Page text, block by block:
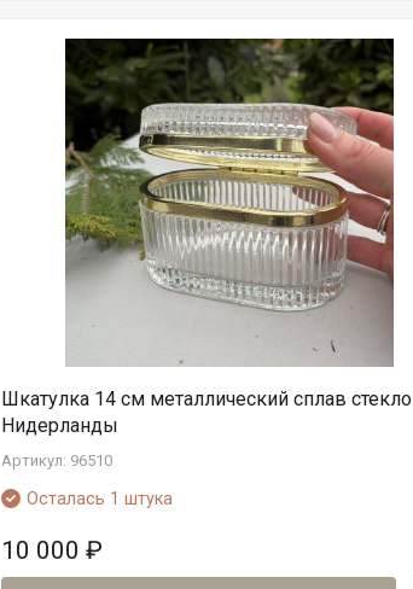
Шкатулка 14 см металлический сплав стекло
Нидерланды
Артикул: 96510
Осталась 1 штука
10 000 ₽